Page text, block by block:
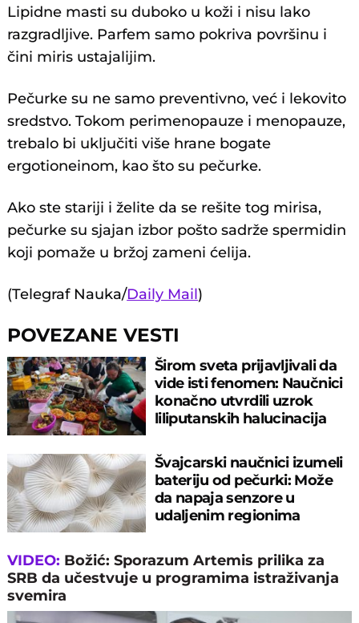
Lipidne masti su duboko u koži i nisu lako
razgradljive. Parfem samo pokriva površinu i
čini miris ustajalijim.
Pečurke su ne samo preventivno, već i lekovito
sredstvo. Tokom perimenopauze i menopauze,
trebalo bi uključiti više hrane bogate
ergotioneinom, kao što su pečurke.
Ako ste stariji i želite da se rešite tog mirisa,
pečurke su sjajan izbor pošto sadrže spermidin
koji pomaže u bržoj zameni ćelija.
(Telegraf Nauka/Daily Mail)
POVEZANE VESTI
Širom sveta prijavljivali da
vide isti fenomen: Naučnici
konačno utvrdili uzrok
liliputanskih halucinacija
Švajcarski naučnici izumeli
bateriju od pečurki: Može
da napaja senzore u
udaljenim regionima
VIDEO: Božić: Sporazum Artemis prilika za
SRB da učestvuje u programima istraživanja
svemira